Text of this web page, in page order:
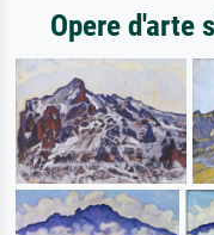
Opere d'arte